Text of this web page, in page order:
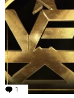
1 comentário